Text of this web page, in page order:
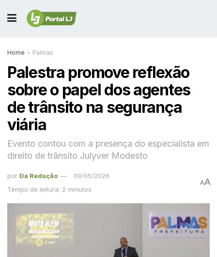
Home Palmas
Palestra promove reflexão
sobre o papel dos agentes
de trânsito na segurança
viária
Evento contou com a presença do especialista em
direito de trânsito Julyver Modesto
por Da Redação
09/05/2026
Tempo de leitura: 2 minutos
AA